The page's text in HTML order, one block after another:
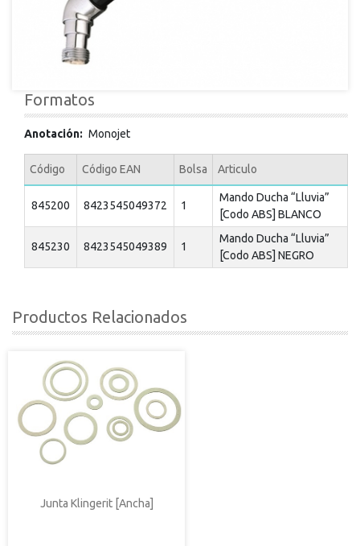
Formatos
Anotación Monojet
Código Código EAN Bolsa Articulo
845200 8423545049372 1
Mando Ducha “Lluvia”
[Codo ABS] BLANCO
845230 8423545049389 1
Mando Ducha “Lluvia”
[Codo ABS] NEGRO
Productos Relacionados
Junta Klingerit [Ancha]